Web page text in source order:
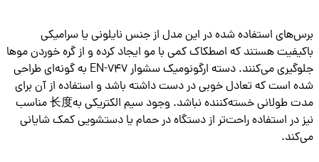
استفاده شده در این مدل از جنس نایلونی یا سرامیکی
هستند که اصطکاک کمی با مو ایجاد کرده و از گره خوردن موها
جلوگیری می‌کنند. دسته ارگونومیک سشوار EN-747 به گونه‌ای طراحی
است که تعادل خوبی در دست داشته باشد و استفاده از آن برای
مدت طولانی خسته‌کننده نباشد. وجود سیم الکتریکی به长度 مناسب
در استفاده راحت‌تر از دستگاه در حمام یا دستشویی کمک شایانی